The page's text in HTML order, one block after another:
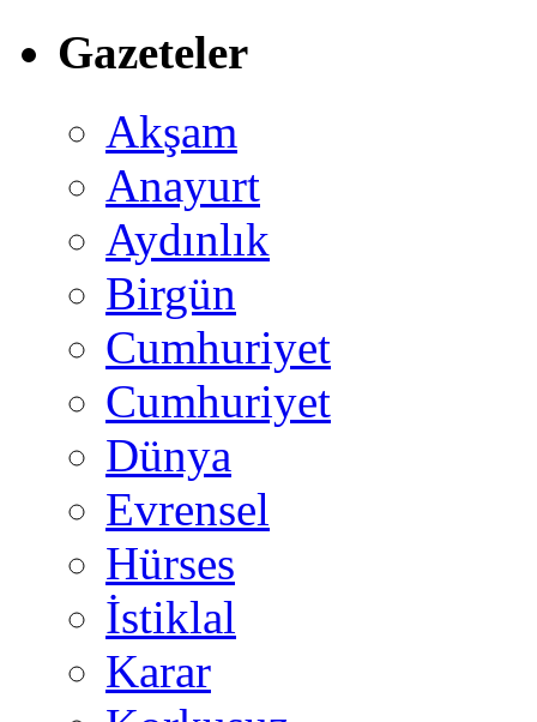
Gazeteler
Akşam
Anayurt
Aydınlık
Birgün
Cumhuriyet
Cumhuriyet
Dünya
Evrensel
Hürses
İstiklal
Karar